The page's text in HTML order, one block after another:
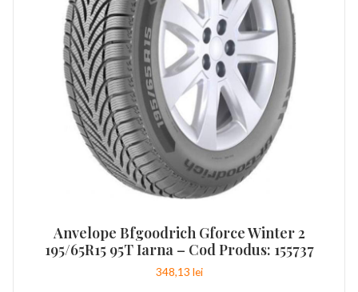
Anvelope Bfgoodrich Gforce Winter 2
195/65R15 95T Iarna – Cod Produs: 155737
348,13 lei